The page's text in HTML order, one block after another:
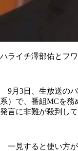
ハライチ澤部佑とフ
9月3日、生放送の
系）で、番組MCを務
発言に非難が殺到して
一見すると使い方